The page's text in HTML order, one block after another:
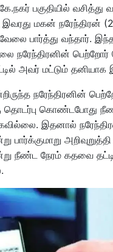
பகுதியில் வசித்து
இவரது மகன் நரேந்திரன்
பார்த்து வந்தார்.
நரேந்திரனின் பெற்றோர்
அவர் மட்டும் தனியாக
நரேந்திரனின்
தொடர்பு கொண்டபோது
இதனால்
பார்க்குமாறு
நீண்ட நேரம் கதவை